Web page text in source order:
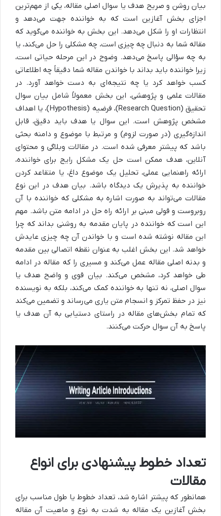
بیان روشن و صریح هدف یا سوال اصلی مقاله، یکی از مهم‌ترین
اجزای بخش آغازین است که به خواننده جهت می‌دهد و
انتظارات او را شکل می‌دهد. این بخش به خواننده می‌گوید که
مقاله شما به دنبال چه چیزی است، چه مشکلی را حل می‌کند، یا
به چه سؤالی پاسخ می‌دهد. وضوح در این مرحله حیاتی است،
زیرا خواننده باید بداند با خواندن مقاله شما دقیقاً چه اطلاعاتی
کسب خواهد کرد یا چه نتیجه‌ای به دست خواهد آورد. در
مقالات علمی و پژوهشی، این بخش معمولاً شامل بیان سوال
تحقیق (Research Question)، فرضیه (Hypothesis)، یا اهداف
مشخص پژوهش است. این سوال یا هدف باید دقیق، قابل
اندازه‌گیری (در صورت لزوم) و مرتبط با موضوع و دامنه بحثی
باشد که پیشتر معرفی شده است. در مقالات وبلاگی و محتوای
آنلاین، هدف ممکن است حل یک مشکل رایج برای خواننده،
ارائه راهنمایی عملی، تحلیل یک موضوع داغ، یا متقاعد کردن
خواننده به پذیرش یک دیدگاه باشد. بیان هدف در این نوع
مقالات می‌تواند به صورت اشاره به مشکلی که خواننده با آن
روبروست و قولی مبنی بر ارائه راه حل در ادامه متن باشد. مهم
این است که خواننده در پایان مقدمه به روشنی بداند که چرا
این مقاله نوشته شده است و با خواندن آن چه چیزی عایدش
خواهد شد. این بخش اغلب به عنوان نقطه اتصالی بین مقدمه
و بدنه اصلی مقاله عمل می‌کند و مسیری را که مقاله در ادامه
طی خواهد کرد، مشخص می‌کند. بیان قوی و واضح هدف یا
سوال اصلی، نه تنها به خواننده کمک می‌کند، بلکه به نویسنده
نیز در حفظ تمرکز و انسجام متن یاری می‌رساند و تضمین می‌کند
که تمام بخش‌های مقاله در راستای دستیابی به آن هدف یا
پاسخ به آن سوال حرکت می‌کنند.
تعداد خطوط پیشنهادی برای انواع
مقالات
همانطور که پیشتر اشاره شد، تعداد خطوط یا طول مناسب برای
بخش آغازین یک مقاله به شدت به نوع و ماهیت آن مقاله